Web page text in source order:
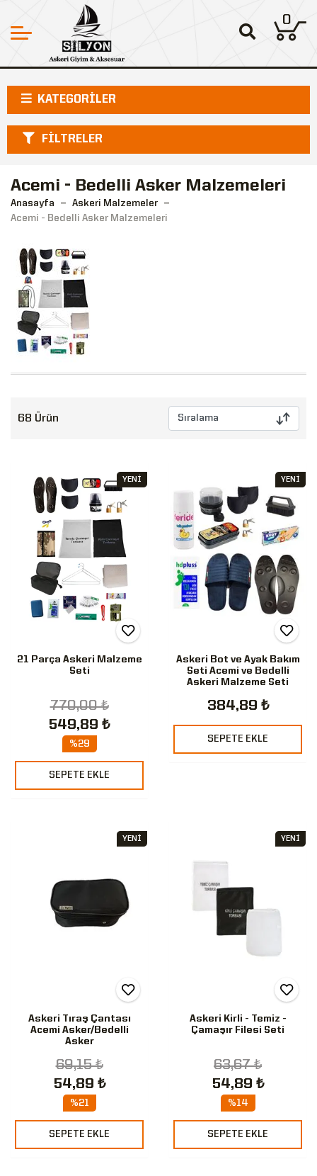
0
KATEGORİLER
FİLTRELER
Acemi - Bedelli Asker Malzemeleri
Anasayfa
Askeri Malzemeler
Acemi - Bedelli Asker Malzemeleri
68 Ürün
21 Parça Askeri Malzeme
Seti
770,00 ₺
549,89 ₺
%29
SEPETE EKLE
YENİ
Askeri Bot ve Ayak Bakım
Seti Acemi ve Bedelli
Askeri Malzeme Seti
384,89 ₺
SEPETE EKLE
YENİ
Askeri Tıraş Çantası
Acemi Asker/Bedelli
Asker
69,15 ₺
54,89 ₺
%21
SEPETE EKLE
YENİ
Askeri Kirli - Temiz -
Çamaşır Filesi Seti
63,67 ₺
54,89 ₺
%14
SEPETE EKLE
YENİ